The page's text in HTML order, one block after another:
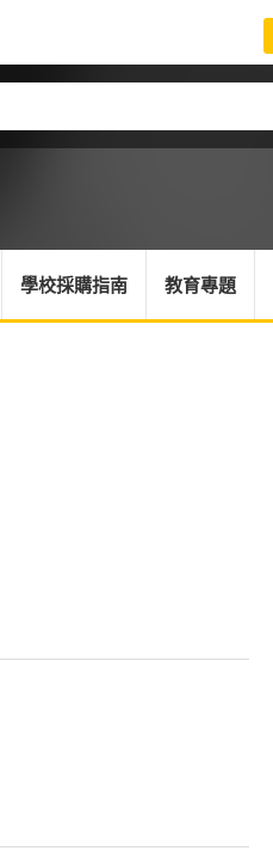
學校採購指南 教育專題